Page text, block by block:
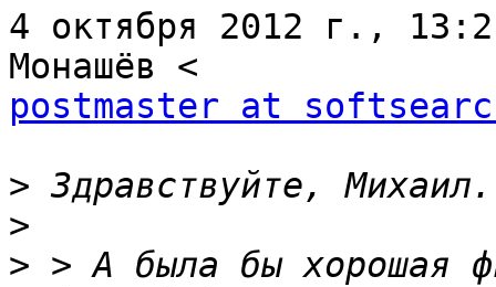
4 октября 2012 г.,
postmaster at
>
>
> > А была бы хорошая